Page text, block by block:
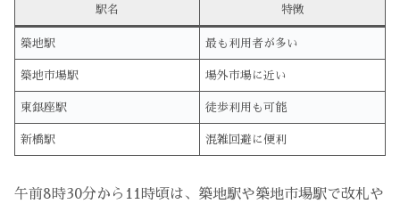
駅名 特徴
築地駅 最も利用者が多い
築地市場駅 場外市場に近い
東銀座駅 徒歩利用も可能
新橋駅 混雑回避に便利
午前8時30分から11時頃は、築地駅や築地市場駅で改札や